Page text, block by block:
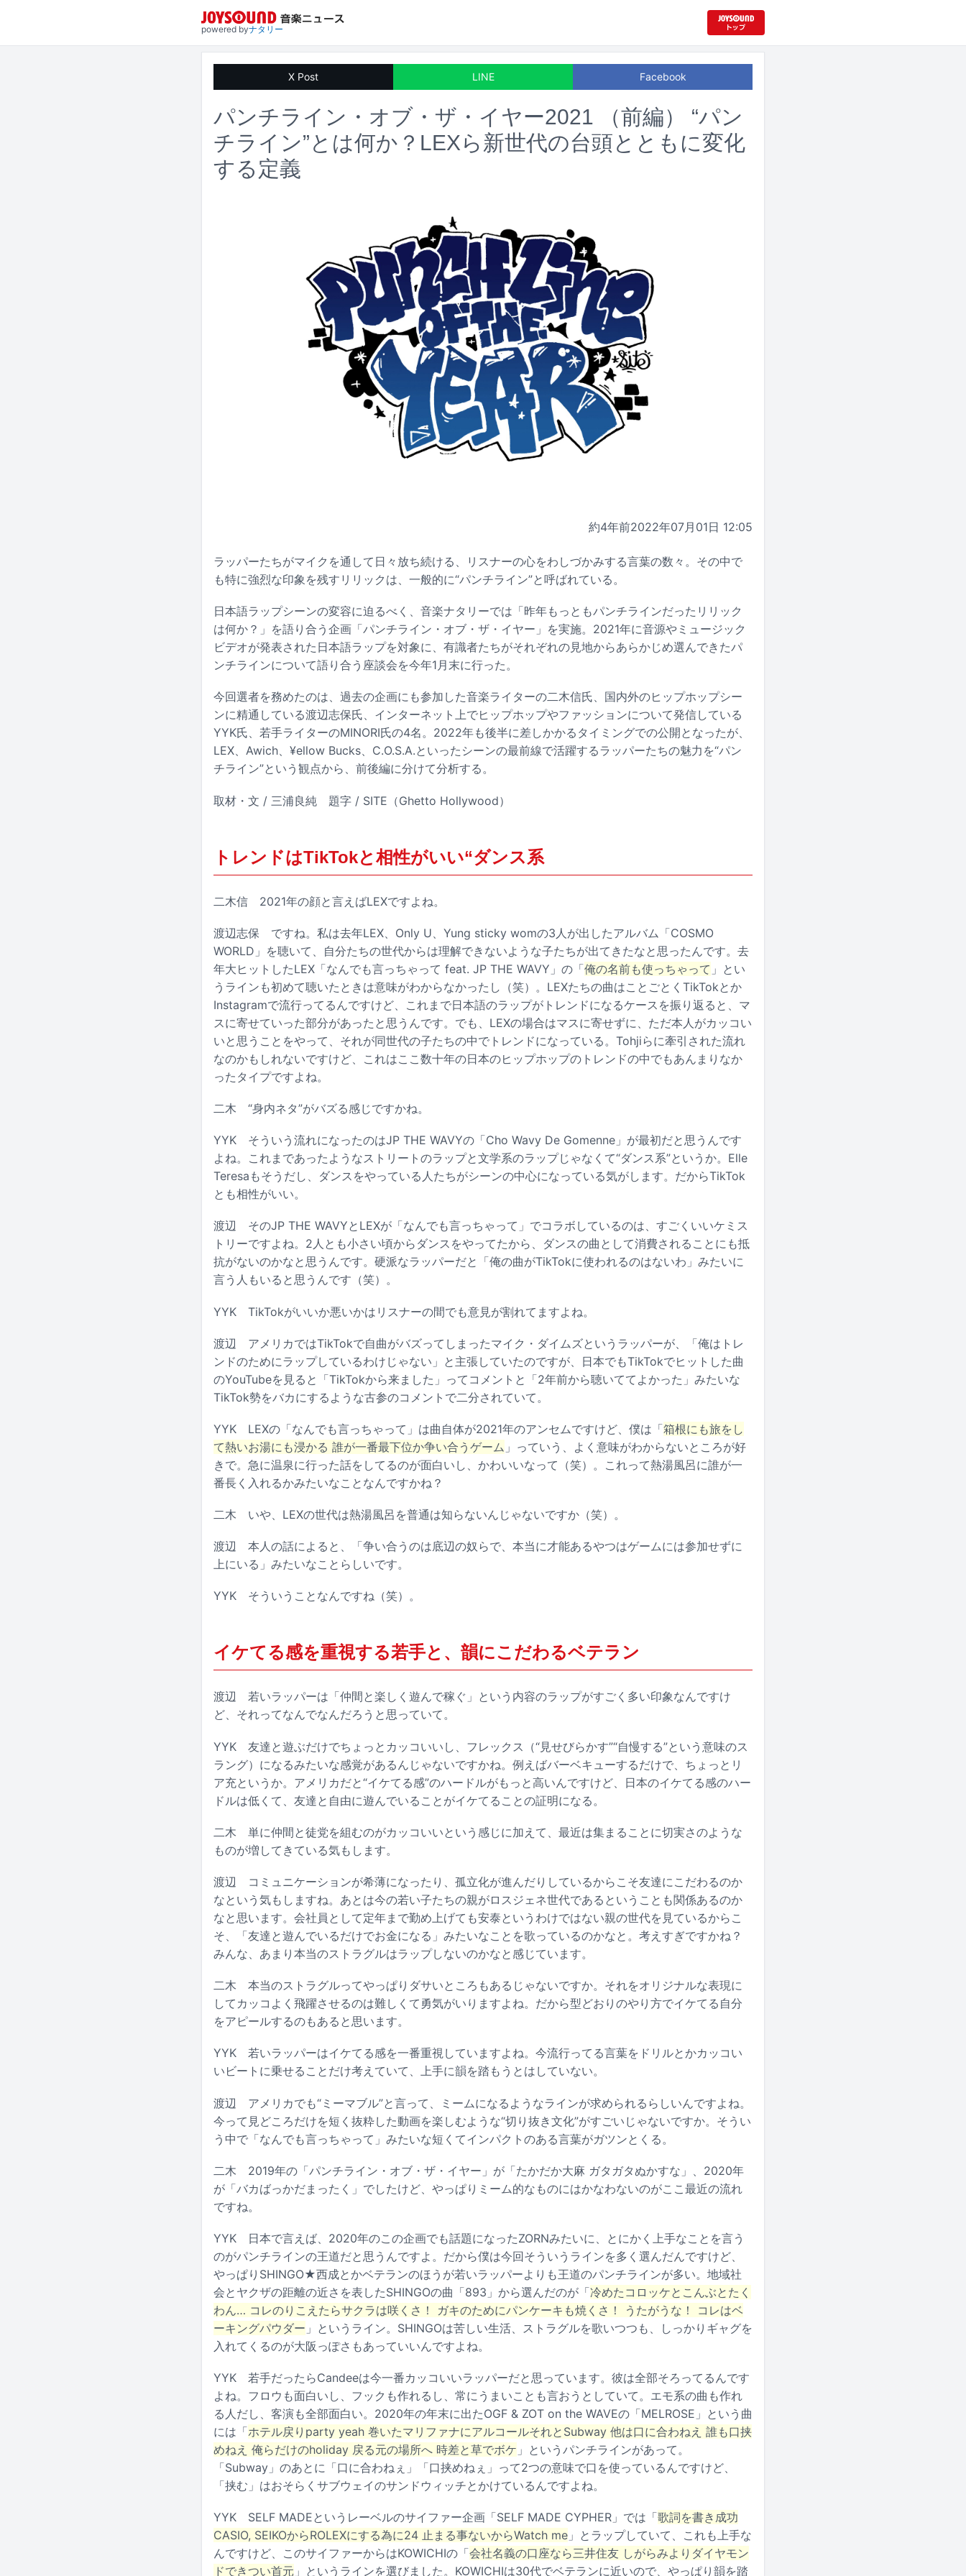
powered byナタリー
X Post LINE Facebook
パンチライン・オブ・ザ・イヤー2021 （前編） “パン
チライン”とは何か？LEXら新世代の台頭とともに変化
する定義
約4年前2022年07月01日 12:05
ラッパーたちがマイクを通して日々放ち続ける、リスナーの心をわしづかみする言葉の数々。その中で
も特に強烈な印象を残すリリックは、一般的に“パンチライン”と呼ばれている。
日本語ラップシーンの変容に迫るべく、音楽ナタリーでは「昨年もっともパンチラインだったリリック
は何か？」を語り合う企画「パンチライン・オブ・ザ・イヤー」を実施。2021年に音源やミュージック
ビデオが発表された日本語ラップを対象に、有識者たちがそれぞれの見地からあらかじめ選んできたパ
ンチラインについて語り合う座談会を今年1月末に行った。
今回選者を務めたのは、過去の企画にも参加した音楽ライターの二木信氏、国内外のヒップホップシー
ンに精通している渡辺志保氏、インターネット上でヒップホップやファッションについて発信している
YYK氏、若手ライターのMINORI氏の4名。2022年も後半に差しかかるタイミングでの公開となったが、
LEX、Awich、¥ellow Bucks、C.O.S.A.といったシーンの最前線で活躍するラッパーたちの魅力を“パン
チライン”という観点から、前後編に分けて分析する。
取材・文 / 三浦良純 題字 / SITE（Ghetto Hollywood）
トレンドはTikTokと相性がいい“ダンス系
二木信 2021年の顔と言えばLEXですよね。
渡辺志保 ですね。私は去年LEX、Only U、Yung sticky womの3人が出したアルバム「COSMO
WORLD」を聴いて、自分たちの世代からは理解できないような子たちが出てきたなと思ったんです。去
年大ヒットしたLEX「なんでも言っちゃって feat. JP THE WAVY」の「俺の名前も使っちゃって 」とい
うラインも初めて聴いたときは意味がわからなかったし（笑）。LEXたちの曲はことごとくTikTokとか
Instagramで流行ってるんですけど、これまで日本語のラップがトレンドになるケースを振り返ると、マ
スに寄せていった部分があったと思うんです。でも、LEXの場合はマスに寄せずに、ただ本人がカッコい
いと思うことをやって、それが同世代の子たちの中でトレンドになっている。Tohjiらに牽引された流れ
なのかもしれないですけど、これはここ数十年の日本のヒップホップのトレンドの中でもあんまりなか
ったタイプですよね。
二木 “身内ネタ”がバズる感じですかね。
YYK そういう流れになったのはJP THE WAVYの「Cho Wavy De Gomenne」が最初だと思うんです
よね。これまであったようなストリートのラップと文学系のラップじゃなくて“ダンス系”というか。Elle
Teresaもそうだし、ダンスをやっている人たちがシーンの中心になっている気がします。だからTikTok
とも相性がいい。
渡辺 そのJP THE WAVYとLEXが「なんでも言っちゃって」でコラボしているのは、すごくいいケミス
トリーですよね。2人とも小さい頃からダンスをやってたから、ダンスの曲として消費されることにも抵
抗がないのかなと思うんです。硬派なラッパーだと「俺の曲がTikTokに使われるのはないわ」みたいに
言う人もいると思うんです（笑）。
YYK TikTokがいいか悪いかはリスナーの間でも意見が割れてますよね。
渡辺 アメリカではTikTokで自曲がバズってしまったマイク・ダイムズというラッパーが、「俺はトレ
ンドのためにラップしているわけじゃない」と主張していたのですが、日本でもTikTokでヒットした曲
のYouTubeを見ると「TikTokから来ました」ってコメントと「2年前から聴いててよかった」みたいな
TikTok勢をバカにするような古参のコメントで二分されていて。
YYK LEXの「なんでも言っちゃって」は曲自体が2021年のアンセムですけど、僕は「箱根にも旅をし
て熱いお湯にも浸かる 誰が一番最下位か争い合うゲーム 」っていう、よく意味がわからないところが好
きで。急に温泉に行った話をしてるのが面白いし、かわいいなって（笑）。これって熱湯風呂に誰が一
番長く入れるかみたいなことなんですかね？
二木 いや、LEXの世代は熱湯風呂を普通は知らないんじゃないですか（笑）。
渡辺 本人の話によると、「争い合うのは底辺の奴らで、本当に才能あるやつはゲームには参加せずに
上にいる」みたいなことらしいです。
YYK そういうことなんですね（笑）。
イケてる感を重視する若手と、韻にこだわるベテラン
渡辺 若いラッパーは「仲間と楽しく遊んで稼ぐ」という内容のラップがすごく多い印象なんですけ
ど、それってなんでなんだろうと思っていて。
YYK 友達と遊ぶだけでちょっとカッコいいし、フレックス（“見せびらかす”“自慢する”という意味のス
ラング）になるみたいな感覚があるんじゃないですかね。例えばバーベキューするだけで、ちょっとリ
ア充というか。アメリカだと“イケてる感”のハードルがもっと高いんですけど、日本のイケてる感のハー
ドルは低くて、友達と自由に遊んでいることがイケてることの証明になる。
二木 単に仲間と徒党を組むのがカッコいいという感じに加えて、最近は集まることに切実さのような
ものが増してきている気もします。
渡辺 コミュニケーションが希薄になったり、孤立化が進んだりしているからこそ友達にこだわるのか
なという気もしますね。あとは今の若い子たちの親がロスジェネ世代であるということも関係あるのか
なと思います。会社員として定年まで勤め上げても安泰というわけではない親の世代を見ているからこ
そ、「友達と遊んでいるだけでお金になる」みたいなことを歌っているのかなと。考えすぎですかね？
みんな、あまり本当のストラグルはラップしないのかなと感じています。
二木 本当のストラグルってやっぱりダサいところもあるじゃないですか。それをオリジナルな表現に
してカッコよく飛躍させるのは難しくて勇気がいりますよね。だから型どおりのやり方でイケてる自分
をアピールするのもあると思います。
YYK 若いラッパーはイケてる感を一番重視していますよね。今流行ってる言葉をドリルとかカッコい
いビートに乗せることだけ考えていて、上手に韻を踏もうとはしていない。
渡辺 アメリカでも“ミーマブル”と言って、ミームになるようなラインが求められるらしいんですよね。
今って見どころだけを短く抜粋した動画を楽しむような“切り抜き文化”がすごいじゃないですか。そうい
う中で「なんでも言っちゃって」みたいな短くてインパクトのある言葉がガツンとくる。
二木 2019年の「パンチライン・オブ・ザ・イヤー」が「たかだか大麻 ガタガタぬかすな」、 2020年
が「バカばっかだまったく」 でしたけど、やっぱりミーム的なものにはかなわないのがここ最近の流れ
ですね。
YYK 日本で言えば、2020年のこの企画でも話題になったZORNみたいに、とにかく上手なことを言う
のがパンチラインの王道だと思うんですよ。だから僕は今回そういうラインを多く選んだんですけど、
やっぱりSHINGO★西成とかベテランのほうが若いラッパーよりも王道のパンチラインが多い。地域社
会とヤクザの距離の近さを表したSHINGOの曲「893」から選んだのが「冷めたコロッケとこんぶとたく
わん… コレのりこえたらサクラは咲くさ！ ガキのためにパンケーキも焼くさ！ うたがうな！ コレはベ
ーキングパウダー 」というライン。SHINGOは苦しい生活、ストラグルを歌いつつも、しっかりギャグを
入れてくるのが大阪っぽさもあっていいんですよね。
YYK 若手だったらCandeeは今一番カッコいいラッパーだと思っています。彼は全部そろってるんです
よね。フロウも面白いし、フックも作れるし、常にうまいことも言おうとしていて。エモ系の曲も作れ
る人だし、客演も全部面白い。2020年の年末に出たOGF & ZOT on the WAVEの「MELROSE」という曲
には「ホテル戻りparty yeah 巻いたマリファナにアルコールそれとSubway 他は口に合わねえ 誰も口挟
めねえ 俺らだけのholiday 戻る元の場所へ 時差と草でボケ 」というパンチラインがあって。
「Subway」のあとに「口に合わねぇ」「口挟めねぇ」って2つの意味で口を使っているんですけど、
「挟む」はおそらくサブウェイのサンドウィッチとかけているんですよね。
YYK SELF MADEというレーベルのサイファー企画「SELF MADE CYPHER」では「歌詞を書き成功
CASIO, SEIKOからROLEXにする為に24 止まる事ないからWatch me 」とラップしていて、これも上手な
んですけど、このサイファーからはKOWICHIの「会社名義の口座なら三井住友 しがらみよりダイヤモン
ドできつい首元 」というラインを選びました。KOWICHIは30代でベテランに近いので、やっぱり韻を踏